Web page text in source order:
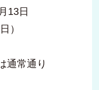
13日
）
通常通り